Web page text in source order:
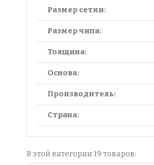
Размер сетки:
Размер чипа:
Толщина:
Основа:
Производитель:
Страна:
В этой категории 19 товаров: